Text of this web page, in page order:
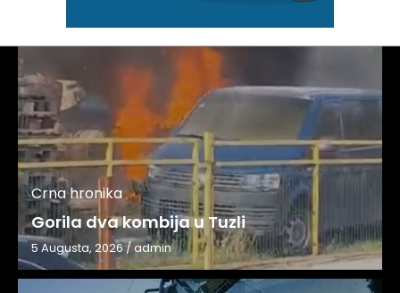
Crna hronika
Gorila dva kombija u Tuzli
5 Augusta, 2026/admin